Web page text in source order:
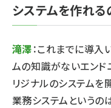
システムを作れる
滝澤：これまでに導入
ムの知識がないエンド
リジナルのシステムを
業務システムというの